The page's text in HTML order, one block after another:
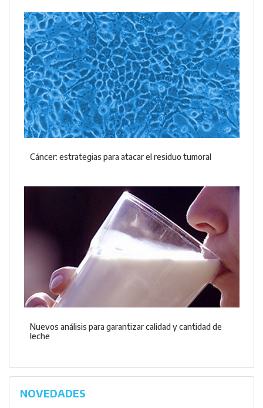
Cáncer: estrategias para atacar el residuo tumoral
Nuevos análisis para garantizar calidad y cantidad de
leche
NOVEDADES